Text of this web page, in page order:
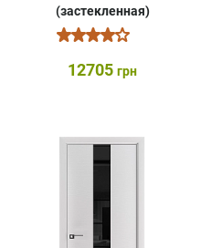
(застекленная)
12705 грн